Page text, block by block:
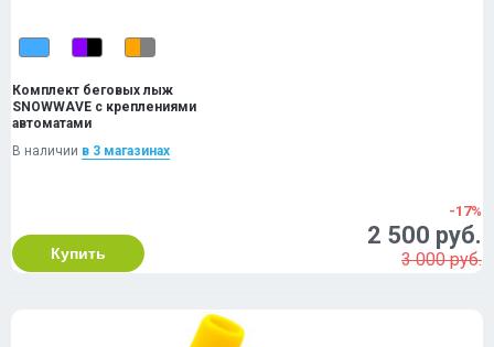
Комплект беговых лыж
SNOWWAVE с креплениями
автоматами
В наличии в 3 магазинах
Купить
-17%
2 500 руб.
3 000 руб.